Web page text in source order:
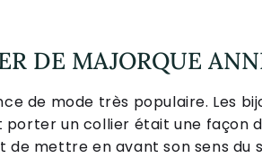
DE MAJORQUE
de mode très populaire. Les
un collier était une façon
mettre en avant son sens du